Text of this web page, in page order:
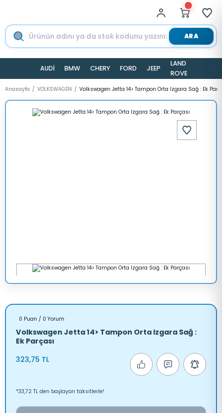
ARA
AUDİ BMW CHERY FORD JEEP
LAND
ROVER
Anasayfa VOLKSWAGEN Volkswagen Jetta 14> Tampon Orta Izgara Sağ : Ek
0 Puan / 0 Yorum
Volkswagen Jetta 14> Tampon Orta Izgara Sağ :
Ek Parçası
323,75 TL
*33,72 TL den başlayan taksitlerle!